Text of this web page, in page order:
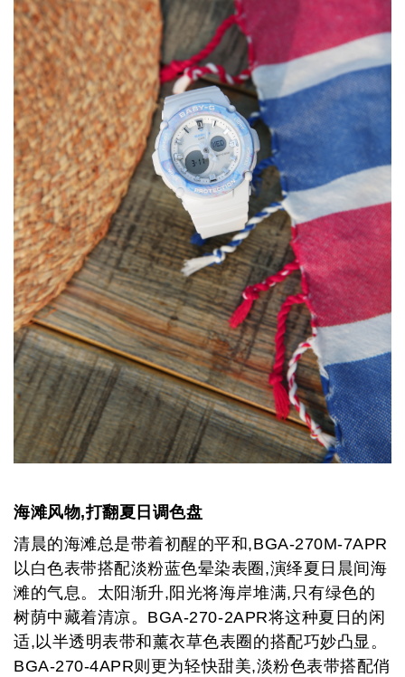
海滩风物,打翻夏日调色盘
清晨的海滩总是带着初醒的平和,BGA-270M-7APR
以白色表带搭配淡粉蓝色晕染表圈,演绎夏日晨间海
滩的气息。太阳渐升,阳光将海岸堆满,只有绿色的
树荫中藏着清凉。 BGA-270-2APR将这种夏日的闲
适,以半透明表带和薰衣草色表圈的搭配巧妙凸显。
BGA-270-4APR则更为轻快甜美,淡粉色表带搭配俏